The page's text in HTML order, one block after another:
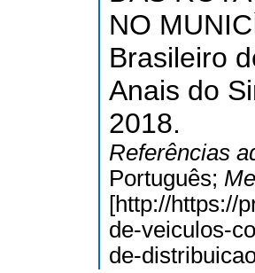
NO
Brasileiro
Anais do
2018.
Referências
Português;
[http://https://
de-veiculos-
de-